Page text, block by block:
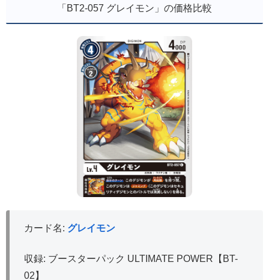
「BT2-057 グレイモン」の価格比較
カード名: グレイモン
収録: ブースターパック ULTIMATE POWER【BT-
02】